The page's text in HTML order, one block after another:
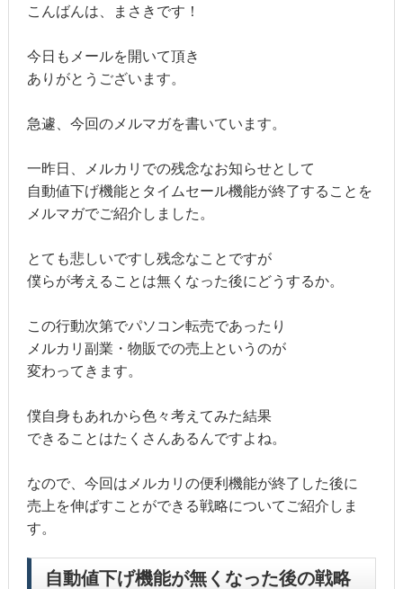
こんばんは、まさきです！
今日もメールを開いて頂き
ありがとうございます。
急遽、今回のメルマガを書いています。
一昨日、メルカリでの残念なお知らせとして
自動値下げ機能とタイムセール機能が終了することを
メルマガでご紹介しました。
とても悲しいですし残念なことですが
僕らが考えることは無くなった後にどうするか。
この行動次第でパソコン転売であったり
メルカリ副業・物販での売上というのが
変わってきます。
僕自身もあれから色々考えてみた結果
できることはたくさんあるんですよね。
なので、今回はメルカリの便利機能が終了した後に
売上を伸ばすことができる戦略についてご紹介しま
す。
自動値下げ機能が無くなった後の戦略